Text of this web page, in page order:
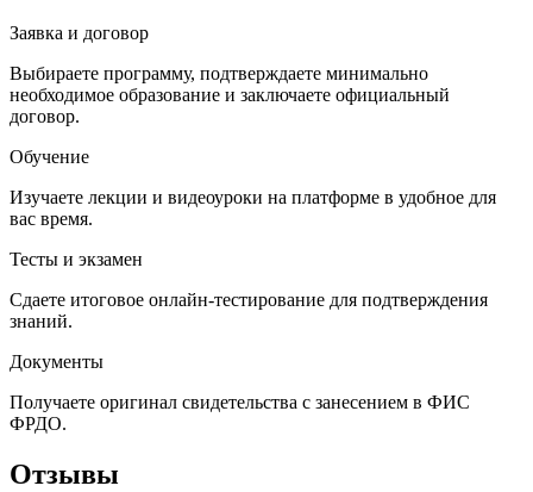
Заявка и договор
Выбираете программу, подтверждаете минимально
необходимое образование и заключаете официальный
договор.
Обучение
Изучаете лекции и видеоуроки на платформе в удобное для
вас время.
Тесты и экзамен
Сдаете итоговое онлайн-тестирование для подтверждения
знаний.
Документы
Получаете оригинал свидетельства с занесением в ФИС
ФРДО.
Отзывы